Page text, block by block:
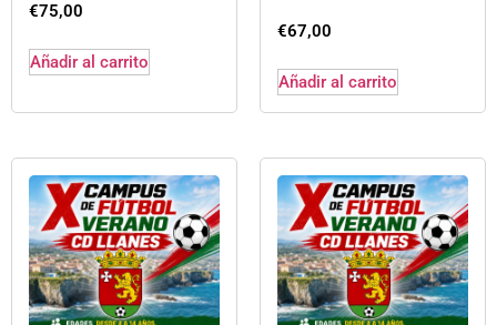
€75,00
Añadir al carrito
€67,00
Añadir al carrito